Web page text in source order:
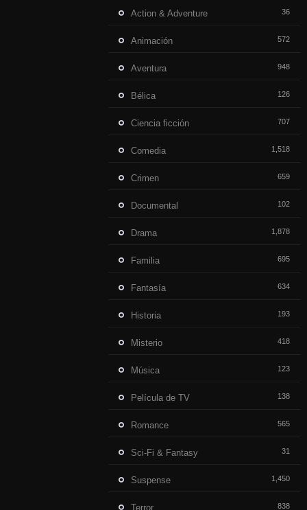
Action & Adventure 36
Animación 572
Aventura 948
Bélica 126
Ciencia ficción 707
Comedia 1,518
Crimen 659
Documental 102
Drama 1,878
Familia 695
Fantasía 634
Historia 193
Misterio 418
Música 123
Película de TV 138
Romance 565
Sci-Fi & Fantasy 31
Suspense 1,450
Terror 838